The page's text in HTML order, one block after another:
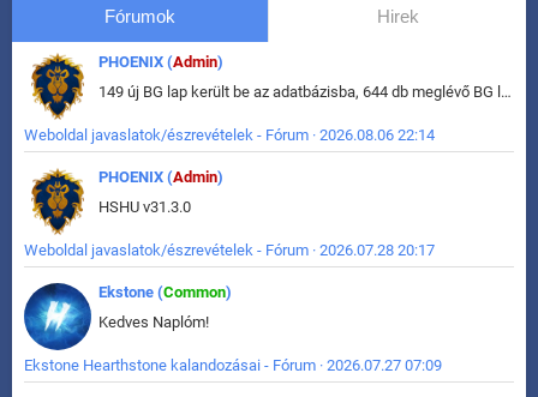
Fórumok Hirek
PHOENIX (Admin)
149 új BG lap került be az adatbázisba, 644 db meglévő BG lap módosult, bekerültek az új képek a megváltozott lapokhoz is.
Weboldal javaslatok/észrevételek - Fórum · 2026.08.06 22:14
PHOENIX (Admin)
HSHU v31.3.0
Weboldal javaslatok/észrevételek - Fórum · 2026.07.28 20:17
Ekstone (Common)
Kedves Naplóm!
Ekstone Hearthstone kalandozásai - Fórum · 2026.07.27 07:09